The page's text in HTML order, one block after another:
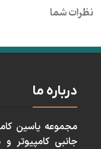
نظرات شما
درباره ما
مجموعه ياسين